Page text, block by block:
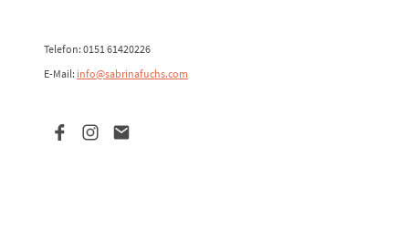
Telefon: 0151 61420226
E-Mail: info@sabrinafuchs.com